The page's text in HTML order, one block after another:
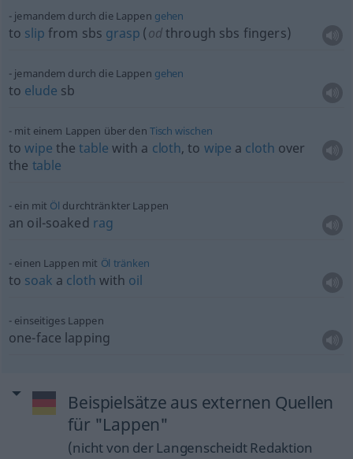
jemandem durch die Lappen gehen
to slip from sbs grasp (odthrough sbs fingers)
jemandem durch die Lappen gehen
to elude sb
mit einem Lappen über den Tisch wischen
towipe thetable with a cloth, to wipe a cloth over
the table
ein mit Öl durchtränkter Lappen
an oil-soaked rag
einen Lappen mit Öl tränken
to soak a cloth with oil
einseitiges Lappen
one-face lapping
Beispielsätze aus externen Quellen
für "Lappen"
(nicht von der Langenscheidt Redaktion